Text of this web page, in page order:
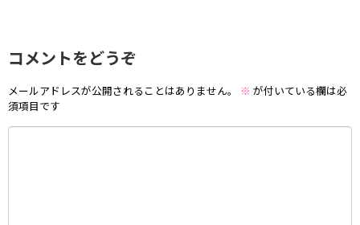
コメントをどうぞ
メールアドレスが公開されることはありません。 ※ が付いている欄は必
須項目です